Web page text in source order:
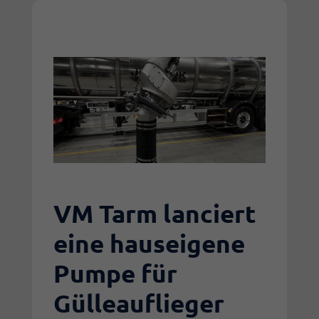
VM Tarm lanciert
eine hauseigene
Pumpe für
Gülleauflieger